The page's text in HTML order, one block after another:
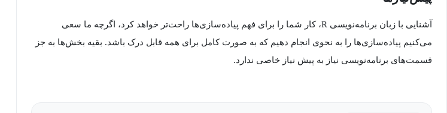
آشنایی با زبان برنامه‌نویسی R، کار شما را برای فهم پیاده‌سازی‌ها راحت‌تر خواهد کرد، اگرچه ما سعی
می‌کنیم پیاده‌سازی‌ها را به نحوی انجام دهیم که به صورت کامل برای همه قابل درک باشد. بقیه بخش‌ها به جز
قسمت‌های برنامه‌نویسی نیاز به پیش نیاز خاصی ندارد.